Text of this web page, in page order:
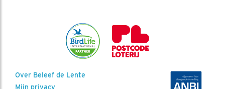
Over Beleef de Lente
Mijn privacy